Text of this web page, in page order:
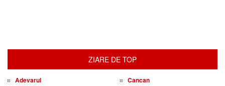
ZIARE DE TOP
Adevarul
Cancan